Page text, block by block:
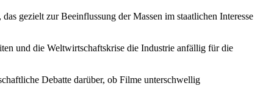
gezielt zur Beeinflussung der Massen im staatlichen Interesse
und die Weltwirtschaftskrise die Industrie anfällig für die
Debatte darüber, ob Filme unterschwellig